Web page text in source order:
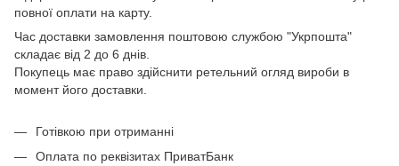
повної оплати на карту.
Час доставки замовлення поштовою службою "Укрпошта"
складає від 2 до 6 днів.
Покупець має право здійснити ретельний огляд вироби в
момент його доставки.
Готівкою при отриманні
Оплата по реквізитах ПриватБанк